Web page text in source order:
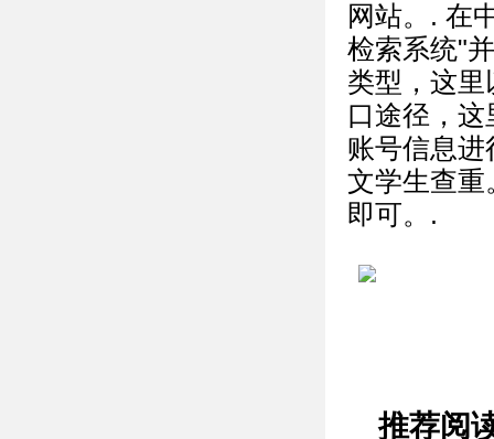
网站。. 在
检索系统"
类型，这
口途径，
账号信息
文学生查重
即可。.
推荐阅